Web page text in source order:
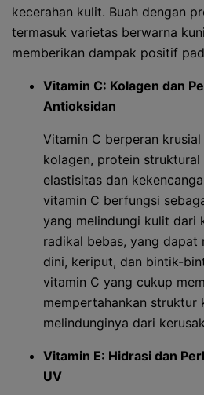
kecerahan kulit. Buah dengan
termasuk varietas berwarna
memberikan dampak positif
Vitamin C: Kolagen dan
Antioksidan
Vitamin C berperan
kolagen, protein struktural
elastisitas dan
vitamin C berfungsi
yang melindungi kulit dari
radikal bebas, yang dapat
dini, keriput, dan bintik-
vitamin C yang cukup
mempertahankan struktur
melindunginya dari
Vitamin E: Hidrasi dan
UV